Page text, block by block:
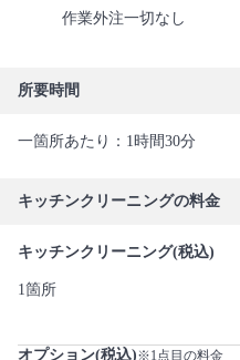
作業外注一切なし
所要時間
一箇所あたり：1時間30分
キッチンクリーニングの料金
キッチンクリーニング(税込)
1箇所
オプション(税込)※1点目の料金